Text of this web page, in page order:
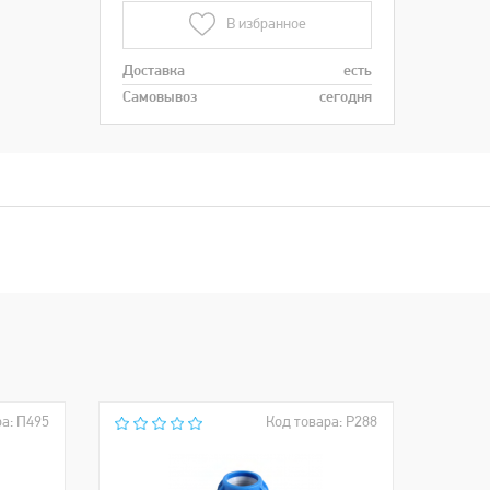
В избранное
Доставка
есть
Самовывоз
сегодня
П495 Код товара: Р288